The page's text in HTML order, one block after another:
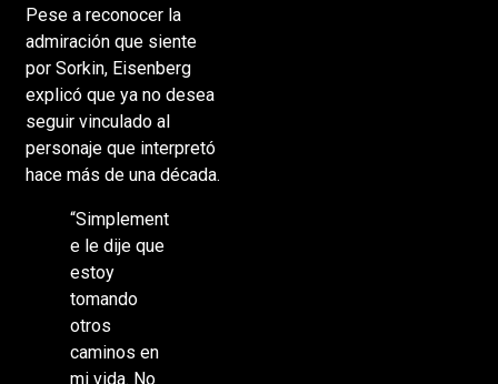
Pese a reconocer la
admiración que siente
por Sorkin, Eisenberg
explicó que ya no desea
seguir vinculado al
personaje que interpretó
hace más de una década.
“Simplement
e le dije que
estoy
tomando
otros
caminos en
mi vida. No